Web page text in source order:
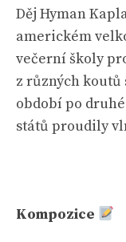
Děj Hyman
americkém
večerní školy
z různých koutů
období po
států proudily
Kompozice